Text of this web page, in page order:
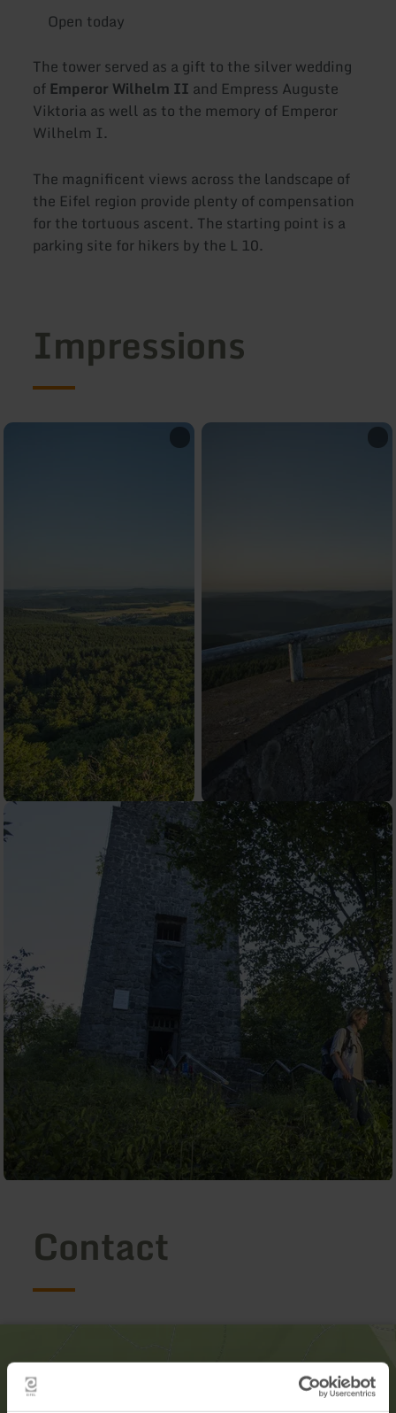
Open today
The tower served as a gift to the silver wedding
of Emperor Wilhelm II and Empress Auguste
Viktoria as well as to the memory of Emperor
Wilhelm I.
The magnificent views across the landscape of
the Eifel region provide plenty of compensation
for the tortuous ascent. The starting point is a
parking site for hikers by the L 10.
Impressions
Contact